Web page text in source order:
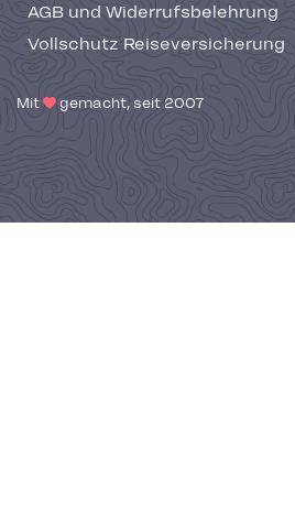
AGB und Widerrufsbelehrung
Vollschutz Reiseversicherung
Mit gemacht, seit 2007